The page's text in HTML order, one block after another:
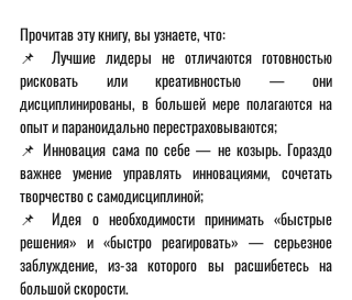
Прочитав эту книгу, вы узнаете, что:
📌 Лучшие лидеры не отличаются готовностью
рисковать или креативностью — они
дисциплинированы, в большей мере полагаются на
опыт и параноидально перестраховываются;
📌 Инновация сама по себе — не козырь. Гораздо
важнее умение управлять инновациями, сочетать
творчество с самодисциплиной;
📌 Идея о необходимости принимать «быстрые
решения» и «быстро реагировать» — серьезное
заблуждение, из-за которого вы расшибетесь на
большой скорости.